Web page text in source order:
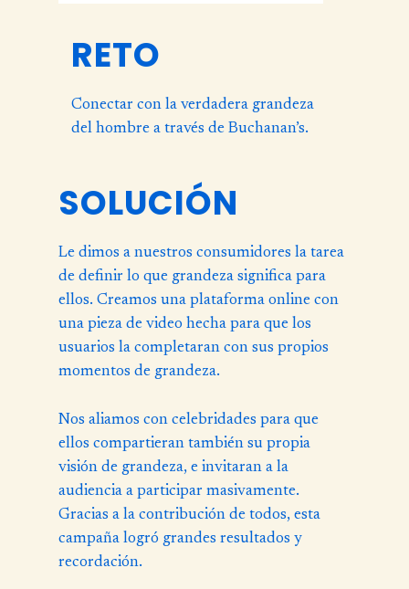
RETO
Conectar con la verdadera grandeza
del hombre a través de Buchanan’s.
SOLUCIÓN
Le dimos a nuestros consumidores la tarea
de definir lo que grandeza significa para
ellos. Creamos una plataforma online con
una pieza de video hecha para que los
usuarios la completaran con sus propios
momentos de grandeza.
Nos aliamos con celebridades para que
ellos compartieran también su propia
visión de grandeza, e invitaran a la
audiencia a participar masivamente.
Gracias a la contribución de todos, esta
campaña logró grandes resultados y
recordación.